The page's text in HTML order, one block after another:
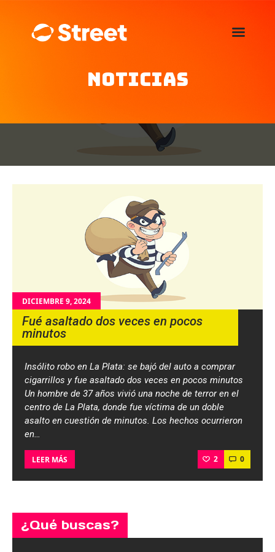
Noticias
La Street FM 101.5
Noticias
Publicitá
Familia de auspiciantes
DICIEMBRE 9, 2024
Fué asaltado dos veces en pocos
minutos
Insólito robo en La Plata: se bajó del auto a comprar
cigarrillos y fue asaltado dos veces en pocos minutos
Un hombre de 37 años vivió una noche de terror en el
centro de La Plata, donde fue víctima de un doble
asalto en cuestión de minutos. Los hechos ocurrieron
en…
LEER MÁS 2 0
¿Qué buscas?